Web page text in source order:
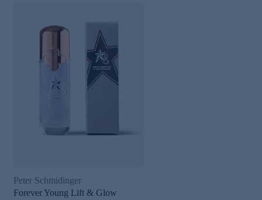
Peter Schmidinger
Forever Young Lift & Glow